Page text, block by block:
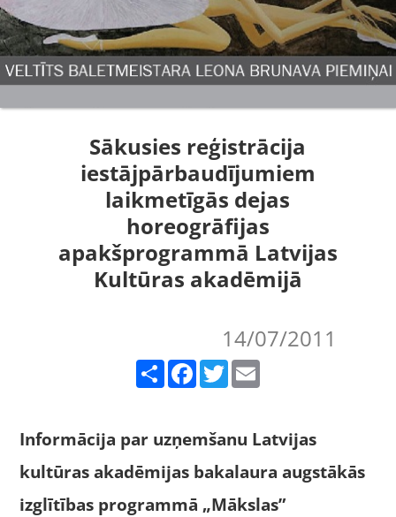
Sākusies reģistrācija
iestājpārbaudījumiem
laikmetīgās dejas
horeogrāfijas
apakšprogrammā Latvijas
Kultūras akadēmijā
14/07/2011
Facebook Twitter
Informācija par uzņemšanu Latvijas
kultūras akadēmijas bakalaura augstākās
izglītības programmā „Mākslas”